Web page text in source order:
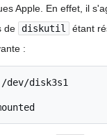
Apple. En effet, il
de diskutil étant
:
/dev/disk3s1